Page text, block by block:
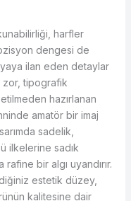
harfler
dengesi de
ilan eden detaylar
zor, tipografik
hazırlanan
amatör bir imaj
sadelik,
ilkelerine sadık
bir algı uyandırır.
estetik düzey,
kalitesine dair